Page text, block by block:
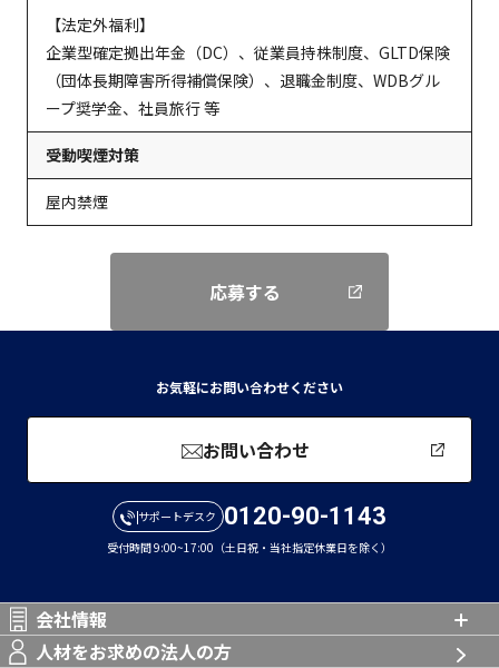
【法定外福利】
企業型確定拠出年金（DC）、従業員持株制度、GLTD保険
（団体長期障害所得補償保険）、退職金制度、WDBグル
ープ奨学金、社員旅行 等
受動喫煙対策
屋内禁煙
応募する
お気軽にお問い合わせください
お問い合わせ
サポートデスク 0120-90-1143
受付時間 9:00~17:00（土日祝・当社指定休業日を除く）
会社情報
人材をお求めの法人の方